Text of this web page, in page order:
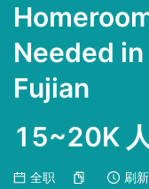
Needed
Fujian
15~20K
全职 刷